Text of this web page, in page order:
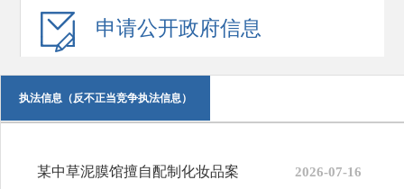
申请公开政府信息
执法信息（反不正当竞争执法信息）
某中草泥膜馆擅自配制化妆品案 2026-07-16